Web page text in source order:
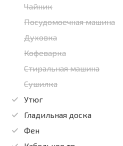
Чайник
Посудомоечная машина
Духовка
Кофеварка
Стиральная машина
Сушилка
Утюг
Гладильная доска
Фен